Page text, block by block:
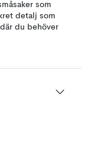
som
detalj som
du behöver